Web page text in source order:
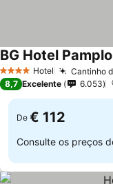
4 EstrelasHotel Cantinho
BG Hotel
8,7 Excelente 6.053
De € 112
Consulte os preços